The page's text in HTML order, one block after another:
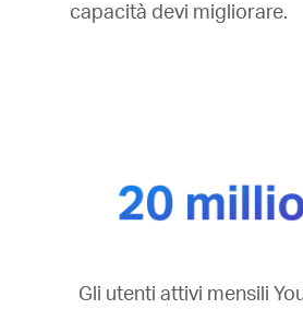
capacità devi migliorare.
Gli utenti attivi mensili